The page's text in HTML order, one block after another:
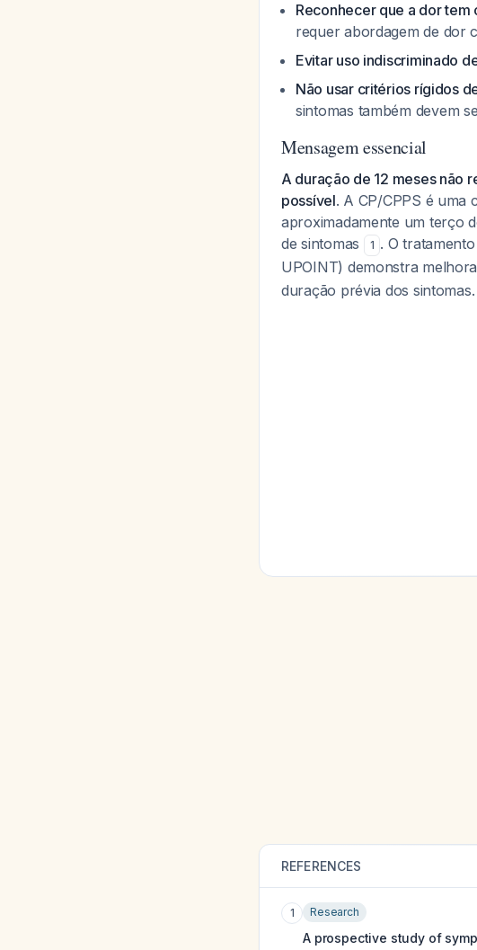
Reconhecer que a dor
requer abordagem de dor
Evitar uso indiscriminado
Não usar critérios rígidos
sintomas também devem
Mensagem essencial
A duração de 12 meses não
possível. A CP/CPPS é uma
aproximadamente um terço
de sintomas
1 . O
UPOINT) demonstra
duração prévia dos sintomas.
REFERENCES
1 Research
A prospective study of